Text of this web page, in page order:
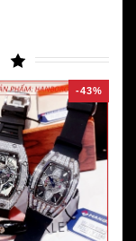
-43%